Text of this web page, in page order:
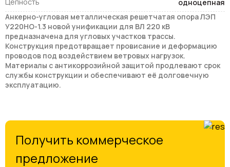
одноцепная
Анкерно-угловая металлическая решетчатая опора ЛЭП
У220НО-1.3 новой унификации для ВЛ 220 кВ
предназначена для угловых участков трассы.
Конструкция предотвращает провисание и деформацию
проводов под воздействием ветровых нагрузок.
Материалы с антикоррозийной защитой продлевают срок
службы конструкции и обеспечивают её долговечную
эксплуатацию.
Получить коммерческое
предложение